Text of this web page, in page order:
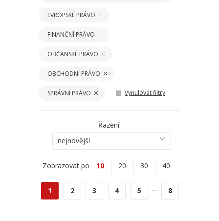
EVROPSKÉ PRÁVO
FINANČNÍ PRÁVO
OBČANSKÉ PRÁVO
OBCHODNÍ PRÁVO
SPRÁVNÍ PRÁVO Vynulovat filtry
Řazení:
nejnovější
Zobrazovat po 10 20 30 40
1 2 3 4 5 ... 8